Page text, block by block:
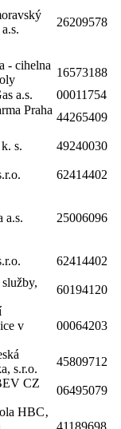
26209578
- cihelna
16573188
a.s.
00011754
Praha
44265409
s. 49240030
62414402
a.s. 25006096
62414402
60194120
v
00064203
s.r.o.
45809712
CZ
06495079
HBC‚